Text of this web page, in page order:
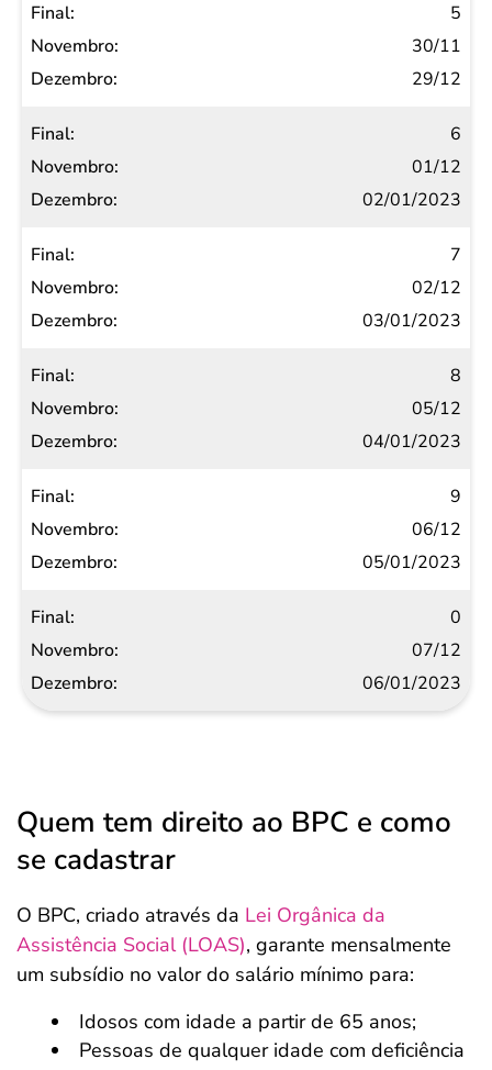
5
30/11
29/12
6
01/12
02/01/2023
7
02/12
03/01/2023
8
05/12
04/01/2023
9
06/12
05/01/2023
0
07/12
06/01/2023
Quem tem direito ao BPC e como
se cadastrar
O BPC, criado através da Lei Orgânica da
Assistência Social (LOAS), garante mensalmente
um subsídio no valor do salário mínimo para:
Idosos com idade a partir de 65 anos;
Pessoas de qualquer idade com deficiência